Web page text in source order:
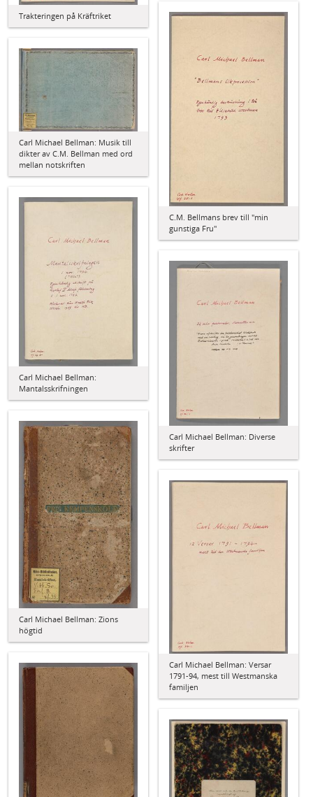
Trakteringen på Kräftriket
C.M. Bellmans brev till "min
gunstiga Fru"
Carl Michael Bellman: Musik till
dikter av C.M. Bellman med ord
mellan notskriften
Carl Michael Bellman:
Mantalsskrifningen
Carl Michael Bellman: Diverse
skrifter
Carl Michael Bellman: Zions
högtid
Carl Michael Bellman: Versar
1791-94, mest till Westmanska
familjen